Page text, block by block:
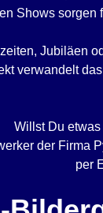
Shows sorgen
Jubiläen
verwandelt
Willst Du
der Firma
per